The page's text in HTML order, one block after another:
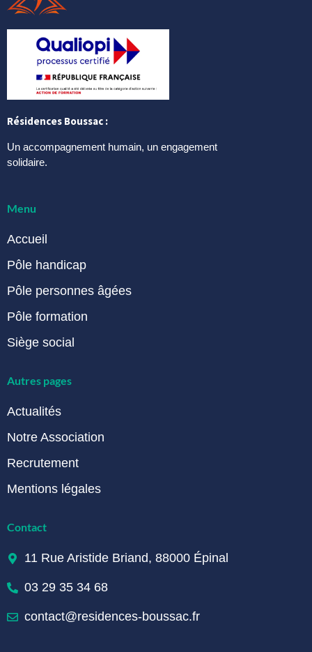
Résidences Boussac :
Un accompagnement humain, un engagement
solidaire.
Menu
Accueil
Pôle handicap
Pôle personnes âgées
Pôle formation
Siège social
Autres pages
Actualités
Notre Association
Recrutement
Mentions légales
Contact
11 Rue Aristide Briand, 88000 Épinal
03 29 35 34 68
contact@residences-boussac.fr